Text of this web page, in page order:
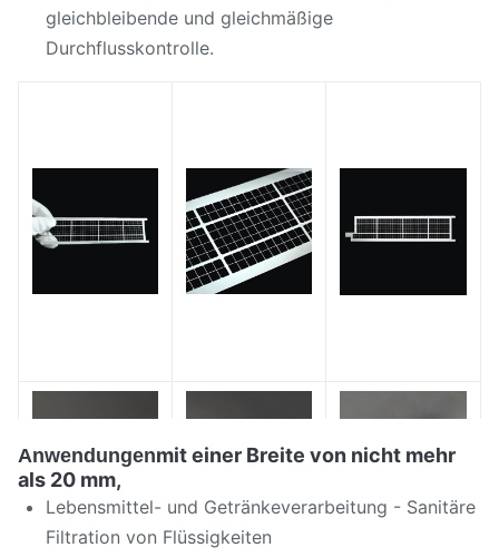
gleichbleibende und gleichmäßige
Durchflusskontrolle.
Anwendungenmit einer Breite von nicht mehr
als 20 mm,
Lebensmittel- und Getränkeverarbeitung - Sanitäre
Filtration von Flüssigkeiten